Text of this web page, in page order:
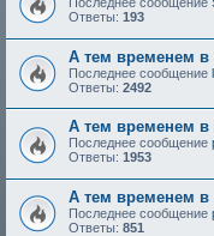
Ответы: 193
А тем временем в
Последнее сообщение
Ответы: 2492
А тем временем в
Последнее сообщение
Ответы: 1953
А тем временем в
Последнее сообщение
Ответы: 851